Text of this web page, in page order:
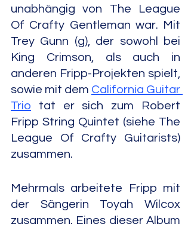
unabhängig von The League
Of Crafty Gentleman war. Mit
Trey Gunn (g), der sowohl bei
King Crimson, als auch in
anderen Fripp-Projekten spielt,
sowie mit dem California Guitar
Trio tat er sich zum Robert
Fripp String Quintet (siehe The
League Of Crafty Guitarists)
zusammen.
Mehrmals arbeitete Fripp mit
der Sängerin Toyah Wilcox
zusammen. Eines dieser Album